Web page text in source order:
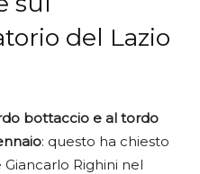
del Lazio
bottaccio e al tordo
: questo ha chiesto
Giancarlo Righini nel